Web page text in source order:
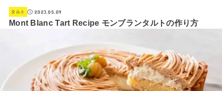
タルト 2023.05.09
Mont Blanc Tart Recipe モンブランタルトの作り方